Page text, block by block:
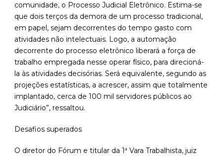
comunidade, o Processo Judicial Eletrônico. Estima-se
que dois terços da demora de um processo tradicional,
em papel, sejam decorrentes do tempo gasto com
atividades não intelectuais. Logo, a automação
decorrente do processo eletrônico liberará a força de
trabalho empregada nesse operar físico, para direcioná-
la às atividades decisórias. Será equivalente, segundo as
projeções estatísticas, a acrescer, assim que totalmente
implantado, cerca de 100 mil servidores públicos ao
Judiciário”, ressaltou.
Desafios superados
O diretor do Fórum e titular da 1ª Vara Trabalhista, juiz